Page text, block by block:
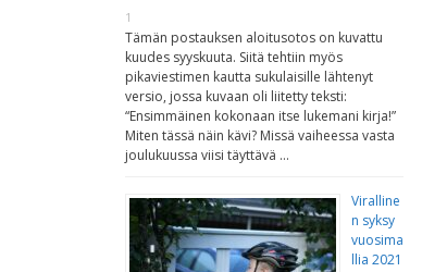
1
Tämän postauksen aloitusotos on kuvattu
kuudes syyskuuta. Siitä tehtiin myös
pikaviestimen kautta sukulaisille lähtenyt
versio, jossa kuvaan oli liitetty teksti:
“Ensimmäinen kokonaan itse lukemani kirja!”
Miten tässä näin kävi? Missä vaiheessa vasta
joulukuussa viisi täyttävä …
Viralline
n syksy
vuosima
llia 2021